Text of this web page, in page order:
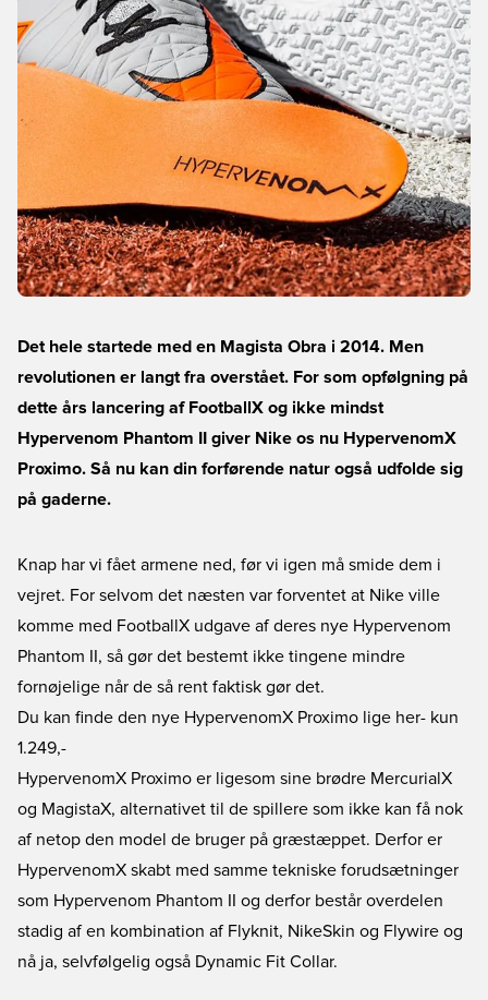
Det hele startede med en Magista Obra i 2014. Men
revolutionen er langt fra overstået. For som opfølgning på
dette års lancering af FootballX og ikke mindst
Hypervenom Phantom II giver Nike os nu HypervenomX
Proximo. Så nu kan din forførende natur også udfolde sig
på gaderne.
Knap har vi fået armene ned, før vi igen må smide dem i
vejret. For selvom det næsten var forventet at Nike ville
komme med FootballX udgave af deres nye Hypervenom
Phantom II, så gør det bestemt ikke tingene mindre
fornøjelige når de så rent faktisk gør det.
Du kan finde den nye HypervenomX Proximo lige her- kun
1.249,-
HypervenomX Proximo er ligesom sine brødre MercurialX
og MagistaX, alternativet til de spillere som ikke kan få nok
af netop den model de bruger på græstæppet. Derfor er
HypervenomX skabt med samme tekniske forudsætninger
som Hypervenom Phantom II og derfor består overdelen
stadig af en kombination af Flyknit, NikeSkin og Flywire og
nå ja, selvfølgelig også Dynamic Fit Collar.